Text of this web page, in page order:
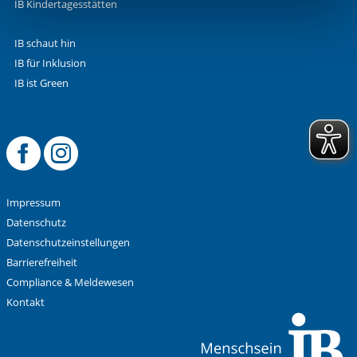
Funktionen sind. Diese Cookies setzen wir aufgrund
Einwilligung.
IB Kindertagesstätten
IB schaut hin
IB für Inklusion
IB ist Green
Offizielle
Offizielle
Impressum
Datenschutz
Datenschutzeinstellungen
Barrierefreiheit
Compliance & Meldewesen
Kontakt